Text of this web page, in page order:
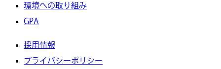
環境への取り組み
GPA
採用情報
プライバシーポリシー